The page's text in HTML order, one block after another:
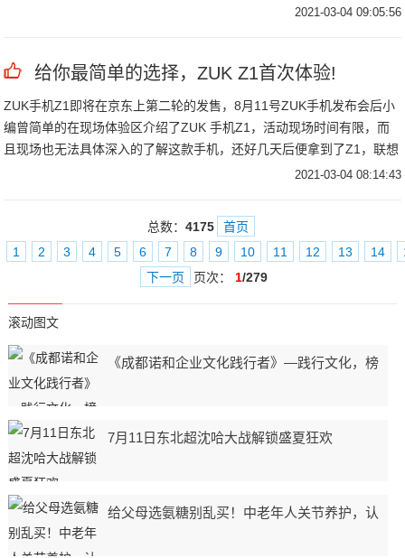
2021-03-04 09:05:56
给你最简单的选择，ZUK Z1首次体验!
ZUK手机Z1即将在京东上第二轮的发售，8月11号ZUK手机发布会后小
编曾简单的在现场体验区介绍了ZUK 手机Z1，活动现场时间有限，而
且现场也无法具体深入的了解这款手机，还好几天后便拿到了Z1，联想
在成立神奇工场后，ZUK作为一个新晋的手机厂商其产品如何呢？
2021-03-04 08:14:43
总数： 4175
首页
1
2 3 4 5 6 7 8 9 10 11 12 13 14
下一页
页次： 1/279
滚动图文
《成都诺和企业文化践行者》—践行文化，榜
7月11日东北超沈哈大战解锁盛夏狂欢
给父母选氨糖别乱买！中老年人关节养护，认